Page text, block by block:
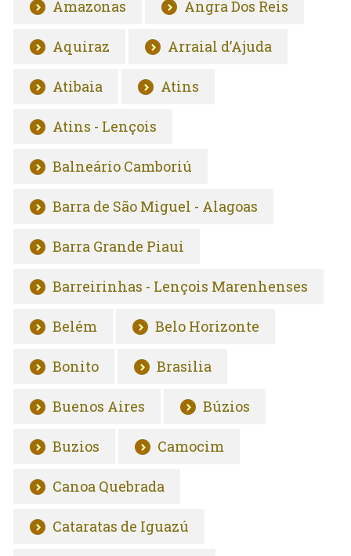
Amazonas Angra Dos Reis
Aquiraz Arraial d’Ajuda
Atibaia Atins
Atins - Lençois
Balneário Camboriú
Barra de São Miguel - Alagoas
Barra Grande Piaui
Barreirinhas - Lençois Marenhenses
Belém Belo Horizonte
Bonito Brasilia
Buenos Aires Búzios
Buzios Camocim
Canoa Quebrada
Cataratas de Iguazú